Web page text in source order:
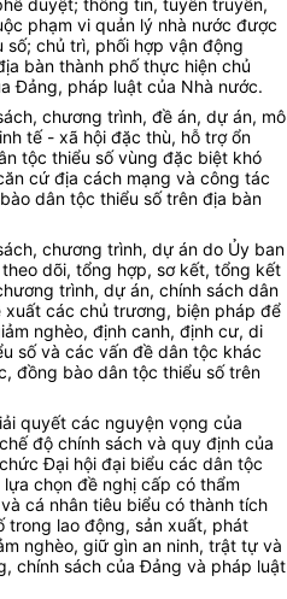
duyệt; thông tin, tuyên truyền,
phạm vi quản lý nhà nước được
chủ trì, phối hợp vận động
bàn thành phố thực hiện chủ
Đảng, pháp luật của Nhà nước.
chương trình, đề án, dự án, mô
tế - xã hội đặc thù, hỗ trợ ổn
tộc thiểu số vùng đặc biệt khó
cứ địa cách mạng và công tác
dân tộc thiểu số trên địa bàn
chương trình, dự án do Ủy ban
dõi, tổng hợp, sơ kết, tổng kết
trình, dự án, chính sách dân
các chủ trương, biện pháp để
nghèo, định canh, định cư, di
số và các vấn đề dân tộc khác
đồng bào dân tộc thiểu số trên
quyết các nguyện vọng của
độ chính sách và quy định của
Đại hội đại biểu các dân tộc
chọn đề nghị cấp có thẩm
cá nhân tiêu biểu có thành tích
trong lao động, sản xuất, phát
nghèo, giữ gìn an ninh, trật tự và
chính sách của Đảng và pháp luật